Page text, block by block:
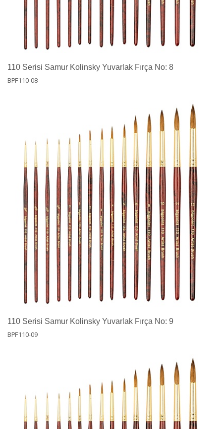
110 Serisi Samur Kolinsky Yuvarlak Fırça No: 8
BPF110-08
110 Serisi Samur Kolinsky Yuvarlak Fırça No: 9
BPF110-09